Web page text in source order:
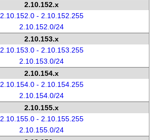
2.10.152.x
2.10.152.0 - 2.10.152.255
2.10.152.0/24
2.10.153.x
2.10.153.0 - 2.10.153.255
2.10.153.0/24
2.10.154.x
2.10.154.0 - 2.10.154.255
2.10.154.0/24
2.10.155.x
2.10.155.0 - 2.10.155.255
2.10.155.0/24